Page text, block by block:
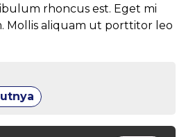
rhoncus est. Eget mi
Mollis aliquam ut porttitor leo